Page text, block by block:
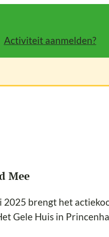
Activiteit aanmelden?
Mee
2025 brengt het
Gele Huis in